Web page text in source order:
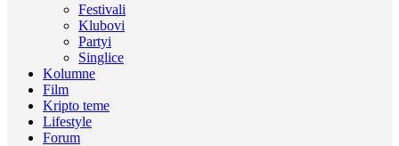
Festivali
Klubovi
Partyi
Singlice
Kolumne
Film
Kripto teme
Lifestyle
Forum